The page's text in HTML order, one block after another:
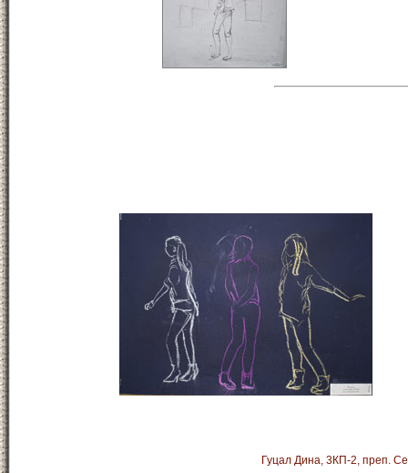
Гуцал Дина, 3КП-2, преп.